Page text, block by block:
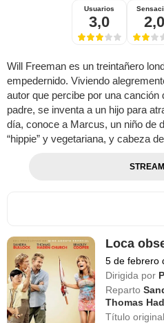
Usuarios
3,0 2,0
Will Freeman es un treintañero
empedernido. Viviendo
autor que percibe por una
padre, se inventa a un hijo para
día, conoce a Marcus, un niño de
“hippie” y vegetariana, y cabeza
Loca
5 de febrero
Dirigida por
Reparto
Thomas
Título